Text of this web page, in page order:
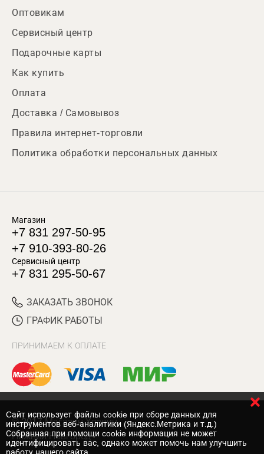
Оптовикам
Сервисный центр
Подарочные карты
Как купить
Оплата
Доставка / Самовывоз
Правила интернет-торговли
Политика обработки персональных данных
Магазин
+7 831 297-50-95
+7 910-393-80-26
Сервисный центр
+7 831 295-50-67
ЗАКАЗАТЬ ЗВОНОК
ГРАФИК РАБОТЫ
ПРИНИМАЕМ К ОПЛАТЕ
© 2017 Магазин Хозяин
Нижний Новгород
Cайт использует файлы cookie при сборе данных для
инструментов веб-аналитики (Яндекс.Метрика и т.д.)
Собранная при помощи cookie информация не может
идентифицировать вас, однако может помочь нам улучшить